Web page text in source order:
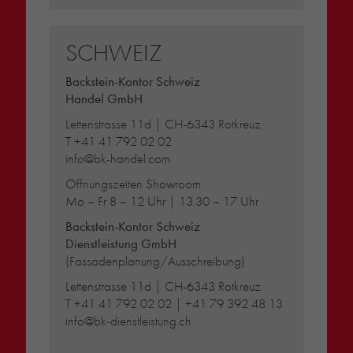
SCHWEIZ
Backstein-Kontor Schweiz
Handel GmbH
Lettenstrasse 11d | CH-6343 Rotkreuz
T+41 41 792 02 02
info@bk-handel.com
Öffnungszeiten Showroom:
Mo – Fr 8 – 12 Uhr | 13.30 – 17 Uhr
Backstein-Kontor Schweiz
Dienstleistung GmbH
(Fassadenplanung/Ausschreibung)
Lettenstrasse 11d | CH-6343 Rotkreuz
T+41 41 792 02 02 |+41 79 392 48 13
info@bk-dienstleistung.ch